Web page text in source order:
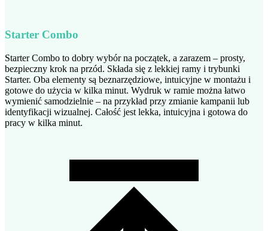
Starter Combo
Starter Combo to dobry wybór na początek, a zarazem – prosty,
bezpieczny krok na przód. Składa się z lekkiej ramy i trybunki
Starter. Oba elementy są beznarzędziowe, intuicyjne w montażu i
gotowe do użycia w kilka minut. Wydruk w ramie można łatwo
wymienić samodzielnie – na przykład przy zmianie kampanii lub
identyfikacji wizualnej. Całość jest lekka, intuicyjna i gotowa do
pracy w kilka minut.